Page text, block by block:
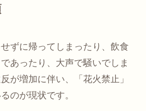
ずに帰ってしまったり、飲食
あったり、大声で騒いでしま
が増加に伴い、「花火禁止」
のが現状です。